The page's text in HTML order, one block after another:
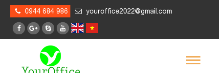
0944 684 986 youroffice2022@gmail.com